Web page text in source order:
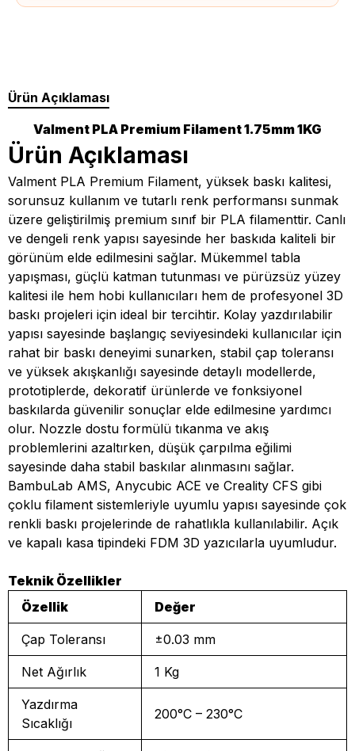
Ürün Açıklaması
Valment PLA Premium Filament 1.75mm 1KG
Ürün Açıklaması
Valment PLA Premium Filament, yüksek baskı kalitesi,
sorunsuz kullanım ve tutarlı renk performansı sunmak
üzere geliştirilmiş premium sınıf bir PLA filamenttir. Canlı
ve dengeli renk yapısı sayesinde her baskıda kaliteli bir
görünüm elde edilmesini sağlar. Mükemmel tabla
yapışması, güçlü katman tutunması ve pürüzsüz yüzey
kalitesi ile hem hobi kullanıcıları hem de profesyonel 3D
baskı projeleri için ideal bir tercihtir. Kolay yazdırılabilir
yapısı sayesinde başlangıç seviyesindeki kullanıcılar için
rahat bir baskı deneyimi sunarken, stabil çap toleransı
ve yüksek akışkanlığı sayesinde detaylı modellerde,
prototiplerde, dekoratif ürünlerde ve fonksiyonel
baskılarda güvenilir sonuçlar elde edilmesine yardımcı
olur. Nozzle dostu formülü tıkanma ve akış
problemlerini azaltırken, düşük çarpılma eğilimi
sayesinde daha stabil baskılar alınmasını sağlar.
BambuLab AMS, Anycubic ACE ve Creality CFS gibi
çoklu filament sistemleriyle uyumlu yapısı sayesinde çok
renkli baskı projelerinde de rahatlıkla kullanılabilir. Açık
ve kapalı kasa tipindeki FDM 3D yazıcılarla uyumludur.
Teknik Özellikler
Özellik
Değer
Çap Toleransı ±0.03 mm
Net Ağırlık 1 Kg
Yazdırma
Sıcaklığı
200°C – 230°C